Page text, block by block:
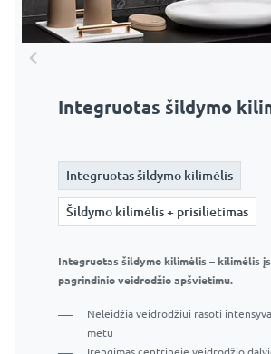
Integruotas šildymo
Integruotas šildymo kilimėlis
Šildymo kilimėlis + prisilietimas
Integruotas šildymo kilimėlis – kilimėlis
pagrindinio veidrodžio apšvietimu.
Neleidžia veidrodžiui rasoti
metu
Šildymo kilimėlis +
Integruotas šildymo kilimėlis
Šildymo kilimėlis + prisilietimas
Šildymo kilimėlis su jutikliniu jungikliu –
įsijungs, kai paliesite papildomą jungiklį.
Neleidžia veidrodžiui rasoti
metu